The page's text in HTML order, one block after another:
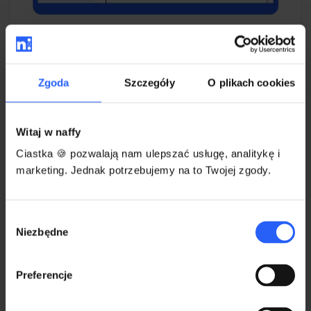
Zgoda Szczegóły O plikach cookies
Witaj w naffy
Ciastka 🍪 pozwalają nam ulepszać usługę, analitykę i
marketing. Jednak potrzebujemy na to Twojej zgody.
zgody
Niezbędne
Preferencje
Jak ustawić okres ważności
Okres ważności vouchera ustawisz w zakładce
Szczegóły. Możesz wybrać jedną z kilku
dostępnych opcji.